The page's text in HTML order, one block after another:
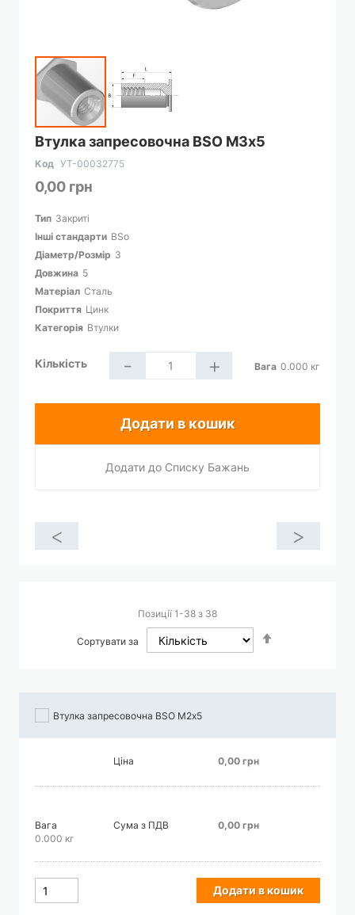
Втулка запресовочна BSO М3х5
Код УТ-00032775
0,00 грн
Тип Закриті
Інші стандарти BSo
Діаметр/Розмір 3
Довжина 5
Матеріал Сталь
Покриття Цинк
Категорія Втулки
Кількість - + Вага 0.000 кг
Додати в кошик
Додати до Списку Бажань
Перейти
до
початку
зображень
< >
Позиції1 -38 з 38
Сортувати за
Втулка запресовочна BSO М2х5
Ціна 0,00 грн
Вага
0.000 кг
Сума з ПДВ 0,00 грн
Додати в кошик